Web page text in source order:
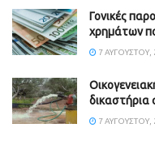
Γονικές
χρημάτων
7 ΑΥΓΟΎΣΤΟΥ,
δικαστήρια
7 ΑΥΓΟΎΣΤΟΥ,